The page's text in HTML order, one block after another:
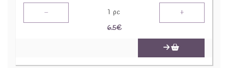
- 1 pc +
6.5€